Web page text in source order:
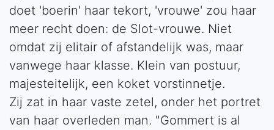
doet 'boerin' haar tekort, 'vrouwe' zou haar
meer recht doen: de Slot-vrouwe. Niet
omdat zij elitair of afstandelijk was, maar
vanwege haar klasse. Klein van postuur,
majesteitelijk, een koket vorstinnetje.
Zij zat in haar vaste zetel, onder het portret
van haar overleden man. "Gommert is al